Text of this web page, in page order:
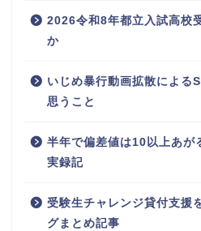
2026令和8年都立入試高校
か
いじめ暴行動画拡散による
思うこと
半年で偏差値は10以上あが
実録記
受験生チャレンジ貸付支援
グまとめ記事